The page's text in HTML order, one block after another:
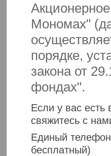
Мономах"
порядке,
закона от
фондах".
Если у вас есть
свяжитесь с
Единый
бесплатный)